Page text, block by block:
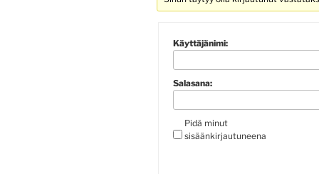
Käyttäjänimi:
Salasana:
Pidä minut
sisäänkirjautuneena